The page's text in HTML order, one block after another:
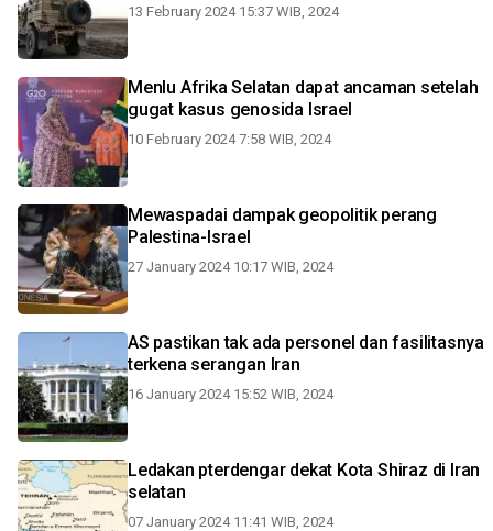
13 February 2024 15:37 WIB, 2024
Menlu Afrika Selatan dapat ancaman setelah
gugat kasus genosida Israel
10 February 2024 7:58 WIB, 2024
Mewaspadai dampak geopolitik perang
Palestina-Israel
27 January 2024 10:17 WIB, 2024
AS pastikan tak ada personel dan fasilitasnya
terkena serangan Iran
16 January 2024 15:52 WIB, 2024
Ledakan pterdengar dekat Kota Shiraz di Iran
selatan
07 January 2024 11:41 WIB, 2024